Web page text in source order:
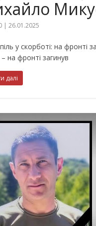
| 26.01.2025
у скорботі: на фронті
на фронті загинув
далі